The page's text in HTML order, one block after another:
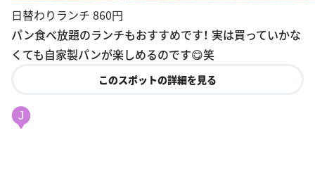
パン食べ放題のランチもおすすめです！ 実は買っていかな
くても自家製パンが楽しめるのです😋笑
このスポットの詳細を見る
レストランシーフード思風都